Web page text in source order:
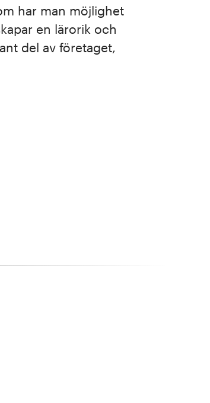
har man möjlighet
en lärorik och
del av företaget,